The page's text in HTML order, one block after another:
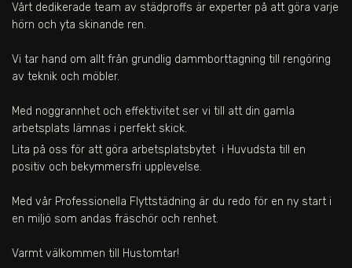
Vårt dedikerade team av städproffs är experter på att göra varje
hörn och yta skinande ren.
Vi tar hand om allt från grundlig dammborttagning till rengöring
av teknik och möbler.
Med noggrannhet och effektivitet ser vi till att din gamla
arbetsplats lämnas i perfekt skick.
Lita på oss för att göra arbetsplatsbytet i Huvudsta till en
positiv och bekymmersfri upplevelse.
Med vår Professionella Flyttstädning är du redo för en ny start i
en miljö som andas fräschör och renhet.
Varmt välkommen till Hustomtar!